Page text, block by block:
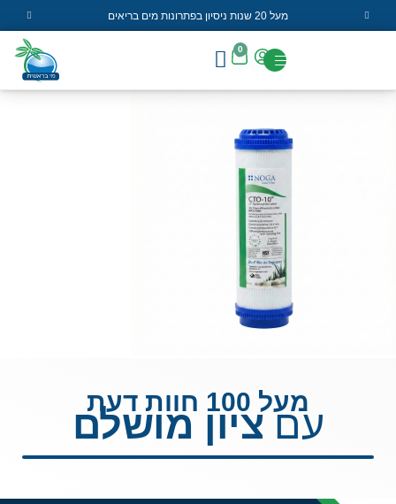
מעל 20 שנות ניסיון בפתרונות מים בריאים
0
מעל 100 חוות דעת
עםציון מושלם